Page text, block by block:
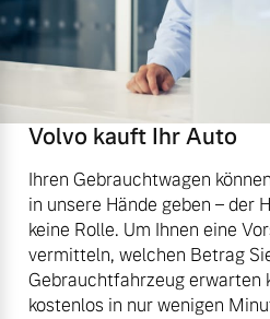
Volvo kauft Ihr Auto
Ihren Gebrauchtwagen
in unsere Hände geben – der
keine Rolle. Um Ihnen eine
vermitteln, welchen Betrag
Gebrauchtfahrzeug erwarten
kostenlos in nur wenigen